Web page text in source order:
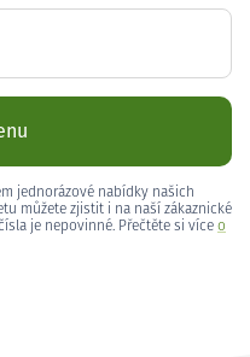
jednorázové nabídky našich
můžete zjistit i na naší zákaznické
je nepovinné. Přečtěte si více o